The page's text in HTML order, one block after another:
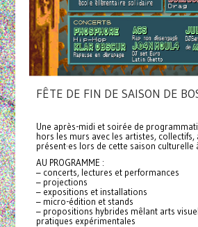
FÊTE DE FIN DE SAISON DE
Une après-midi et soirée de
hors les murs avec les artistes, collectifs,
présent·es lors de cette saison culturelle
AU PROGRAMME :
– concerts, lectures et performances
– projections
– expositions et installations
– micro-édition et stands
– propositions hybrides mêlant arts
pratiques expérimentales